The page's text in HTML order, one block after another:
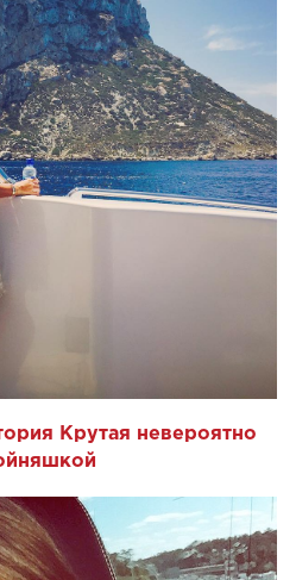
Крутая невероятно